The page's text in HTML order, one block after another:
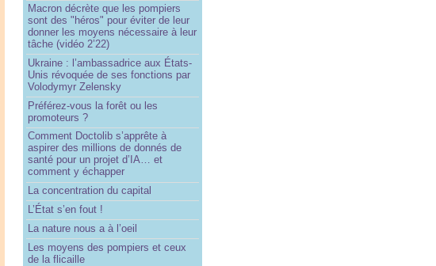
Macron décrète que les pompiers
sont des "héros" pour éviter de leur
donner les moyens nécessaire à leur
tâche (vidéo 2’22)
Ukraine : l’ambassadrice aux États-
Unis révoquée de ses fonctions par
Volodymyr Zelensky
Préférez-vous la forêt ou les
promoteurs ?
Comment Doctolib s’apprête à
aspirer des millions de donnés de
santé pour un projet d’IA… et
comment y échapper
La concentration du capital
L’État s’en fout !
La nature nous a à l’oeil
Les moyens des pompiers et ceux
de la flicaille